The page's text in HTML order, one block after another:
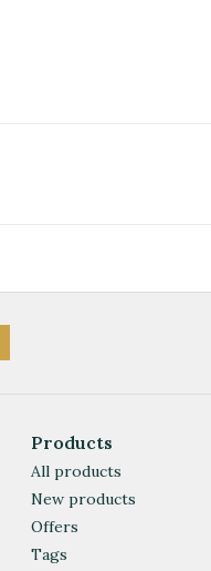
Products
All products
New products
Offers
Tags